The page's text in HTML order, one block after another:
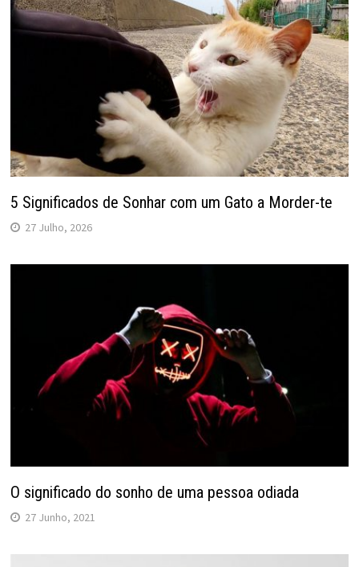
5 Significados de Sonhar com um Gato a Morder-te
27 Julho, 2026
O significado do sonho de uma pessoa odiada
27 Junho, 2021